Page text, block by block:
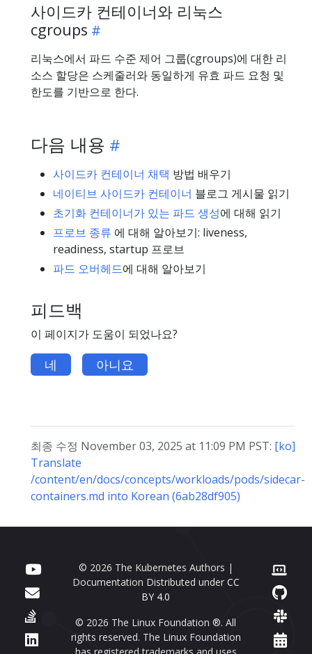
사이드카 컨테이너와 리눅스
cgroups
리눅스에서 파드 수준 제어 그룹(cgroups)에 대한 리
소스 할당은 스케줄러와 동일하게 유효 파드 요청 및
한도를 기반으로 한다.
다음 내용
사이드카 컨테이너 채택 방법 배우기
네이티브 사이드카 컨테이너 블로그 게시물 읽기
초기화 컨테이너가 있는 파드 생성에 대해 읽기
프로브 종류 에 대해 알아보기: liveness,
readiness, startup 프로브
파드 오버헤드에 대해 알아보기
피드백
이 페이지가 도움이 되었나요?
네 아니요
최종 수정 November 03, 2025 at 11:09 PM PST: [ko]
Translate
/content/en/docs/concepts/workloads/pods/sidecar-
containers.md into Korean (6ab28df905)
© 2026 The Kubernetes Authors |
Documentation Distributed under CC
BY 4.0
© 2026 The Linux Foundation ®. All
rights reserved. The Linux Foundation